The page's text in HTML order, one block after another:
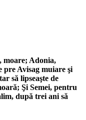
moare; Adonia,
pre Avisag muiare şi
să lipseaşte de
Şi Semei, pentru
după trei ani să